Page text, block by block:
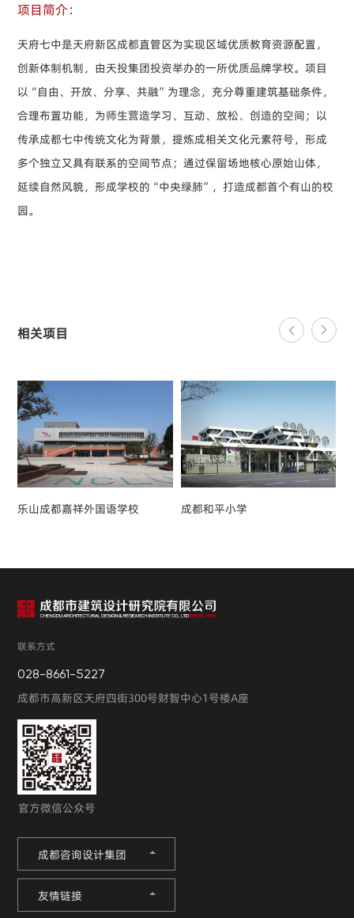
项目简介：
天府七中是天府新区成都直管区为实现区域优质教育资源配置，
创新体制机制，由天投集团投资举办的一所优质品牌学校。项目
以“自由、开放、分享、共融”为理念，充分尊重建筑基础条件，
合理布置功能，为师生营造学习、互动、放松、创造的空间；以
传承成都七中传统文化为背景，提炼成相关文化元素符号，形成
多个独立又具有联系的空间节点；通过保留场地核心原始山体，
延续自然风貌，形成学校的“中央绿肺”，打造成都首个有山的校
园。
相关项目
乐山成都嘉祥外国语学校 成都和平小学
联系方式
028-8661-5227
成都市高新区天府四街300号财智中心1号楼A座
官方微信公众号
成都咨询设计集团
友情链接